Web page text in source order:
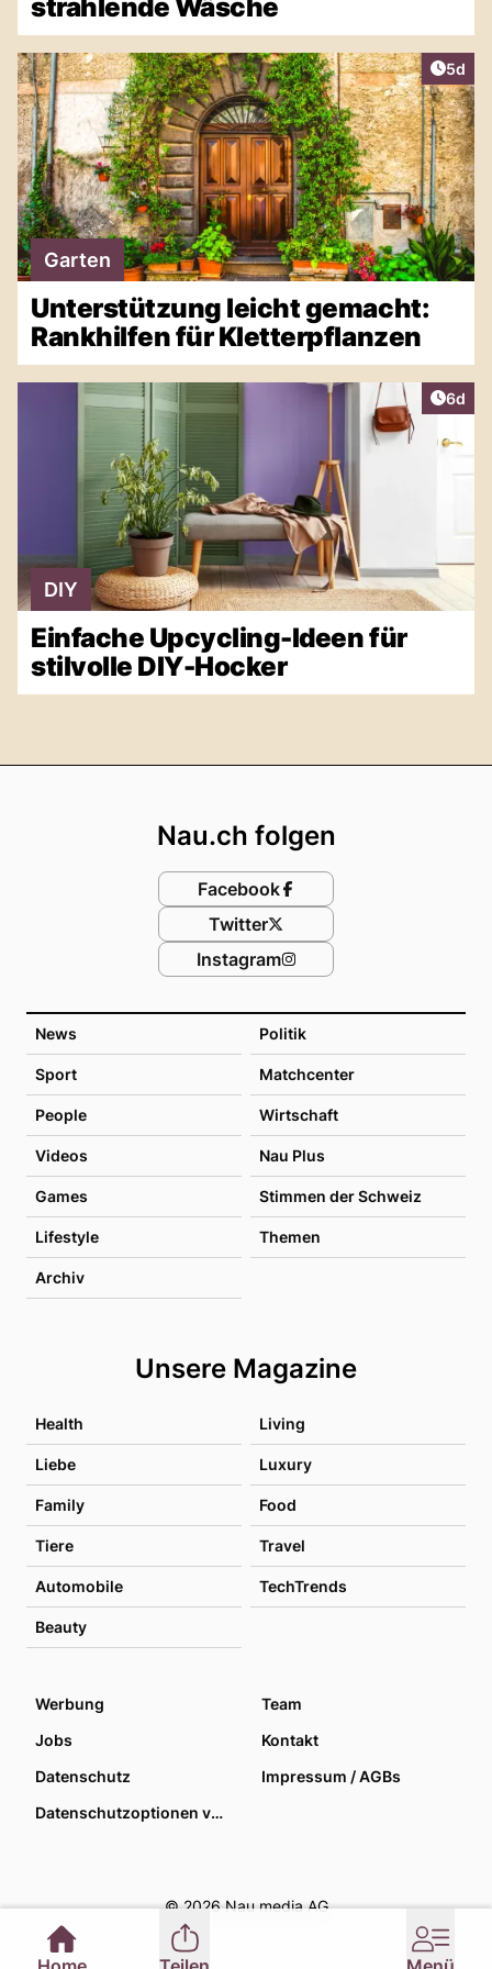
strahlende Wäsche
5d
Garten
Unterstützung leicht gemacht:
Rankhilfen für Kletterpflanzen
6d
DIY
Einfache Upcycling-Ideen für
stilvolle DIY-Hocker
News Politik
Sport Matchcenter
People Wirtschaft
Videos Nau Plus
Games Stimmen der Schweiz
Lifestyle Themen
Archiv
Unsere Magazine
Health Living
Liebe Luxury
Family Food
Tiere Travel
Automobile TechTrends
Beauty
Nau.ch folgen
Facebook
Twitter
Instagram
Werbung
Team
Jobs
Kontakt
Datenschutz
Impressum / AGBs
Datenschutzoptionen verwalten
© 2026 Nau media AG